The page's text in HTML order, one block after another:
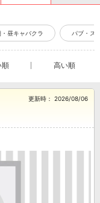
・昼キャバクラ パブ・ス
順 高い順
更新時： 2026/08/06